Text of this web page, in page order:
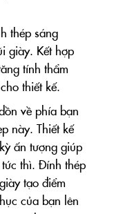
thép sáng
giày. Kết hợp
tính thẩm
thiết kế.
về phía bạn
này. Thiết kế
ấn tượng giúp
thì. Đính thép
tạo điểm
của bạn lên